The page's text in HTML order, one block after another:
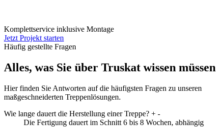
Komplettservice inklusive Montage
Jetzt Projekt starten
Häufig gestellte Fragen
Alles, was Sie über Truskat wissen müssen
Hier finden Sie Antworten auf die häufigsten Fragen zu unseren
maßgeschneiderten Treppenlösungen.
Wie lange dauert die Herstellung einer Treppe? + -
Die Fertigung dauert im Schnitt 6 bis 8 Wochen, abhängig